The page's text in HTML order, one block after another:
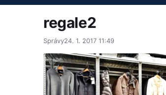
regale2
Správy24. 1. 2017 11:49